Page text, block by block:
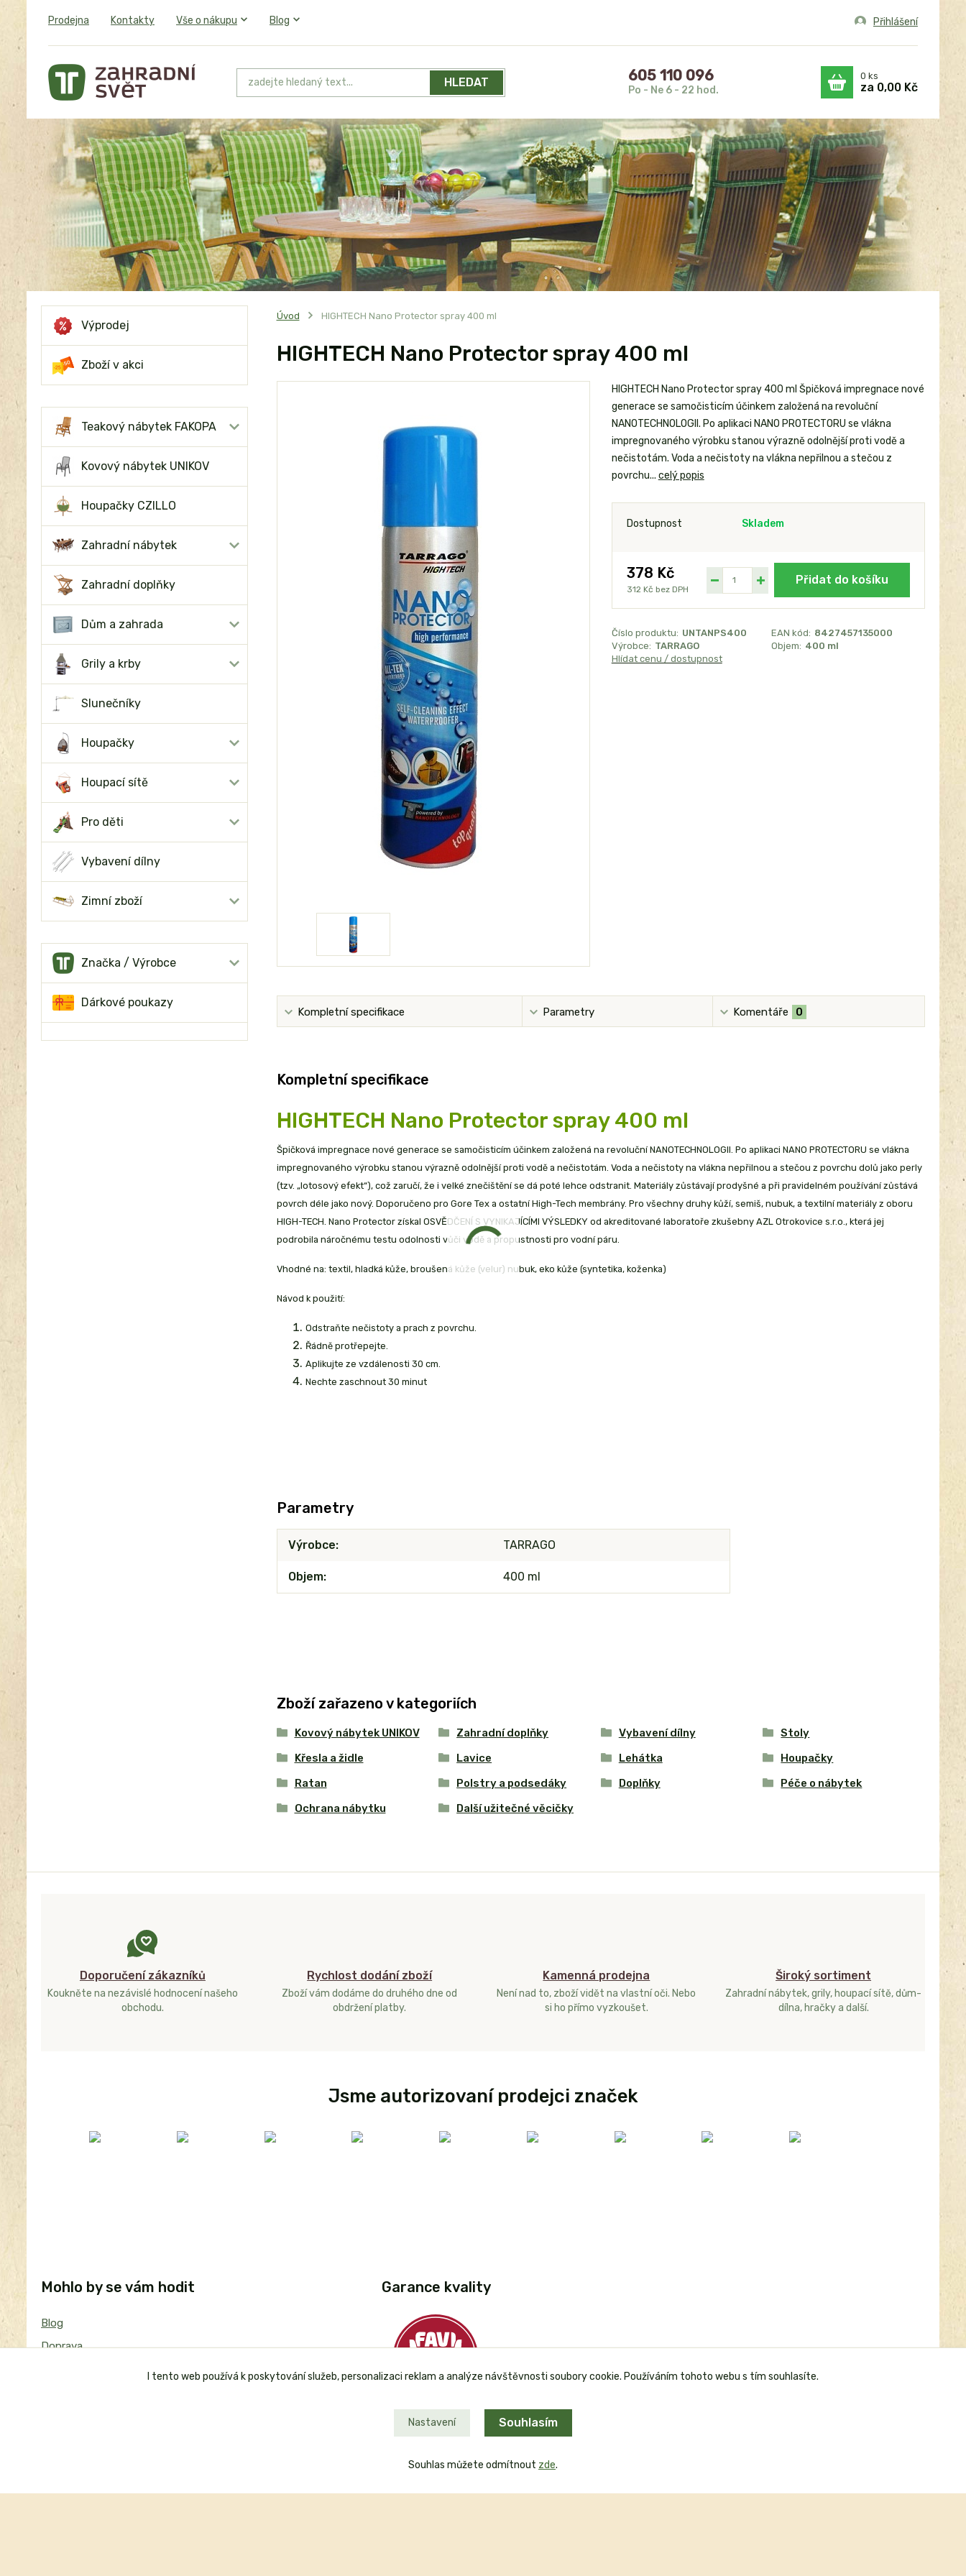
Prodejna Kontakty Vše o nákupu Blog Přihlášení
HLEDAT 605 110 096
Po - Ne 6 - 22 hod.
0 ks
za 0,00 Kč
Výprodej
Zboží v akci
Teakový nábytek FAKOPA
Kovový nábytek UNIKOV
Houpačky CZILLO
Zahradní nábytek
Zahradní doplňky
Dům a zahrada
Grily a krby
Slunečníky
Houpačky
Houpací sítě
Pro děti
Vybavení dílny
Zimní zboží
Značka / Výrobce
Dárkové poukazy
Úvod HIGHTECH Nano Protector spray 400 ml
HIGHTECH Nano Protector spray 400 ml
HIGHTECH Nano Protector spray 400 ml Špičková impregnace nové
generace se samočisticím účinkem založená na revoluční
NANOTECHNOLOGII. Po aplikaci NANO PROTECTORU se vlákna
impregnovaného výrobku stanou výrazně odolnější proti vodě a
nečistotám. Voda a nečistoty na vlákna nepřilnou a stečou z
povrchu... celý popis
Dostupnost Skladem
378 Kč
312 Kč bez DPH
Přidat do košíku
Číslo produktu: UNTANPS400 EAN kód: 8427457135000
Výrobce: TARRAGO Objem: 400 ml
Hlídat cenu / dostupnost
Kompletní specifikace Parametry Komentáře 0
Kompletní specifikace
HIGHTECH Nano Protector spray 400 ml
Špičková impregnace nové generace se samočisticím účinkem založená na revoluční NANOTECHNOLOGII. Po aplikaci NANO PROTECTORU se vlákna
impregnovaného výrobku stanou výrazně odolnější proti vodě a nečistotám. Voda a nečistoty na vlákna nepřilnou a stečou z povrchu dolů jako perly
(tzv. „lotosový efekt“), což zaručí, že i velké znečištění se dá poté lehce odstranit. Materiály zůstávají prodyšné a při pravidelném používání zůstává
povrch déle jako nový. Doporučeno pro Gore Tex a ostatní High-Tech membrány. Pro všechny druhy kůží, semiš, nubuk, a textilní materiály z oboru
HIGH-TECH. Nano Protector získal OSVĚDČENÍ S VYNIKAJÍCÍMI VÝSLEDKY od akreditované laboratoře zkušebny AZL Otrokovice s.r.o., která jej
podrobila náročnému testu odolnosti vůči vodě a propustnosti pro vodní páru.
Vhodné na: textil, hladká kůže, broušená kůže (velur) nubuk, eko kůže (syntetika, koženka)
Návod k použití:
Odstraňte nečistoty a prach z povrchu.
Řádně protřepejte.
Aplikujte ze vzdálenosti 30 cm.
Nechte zaschnout 30 minut
Parametry
Výrobce TARRAGO
Objem 400 ml
Zboží zařazeno v kategoriích
Kovový nábytek UNIKOV Zahradní doplňky Vybavení dílny
Stoly
Křesla a židle
Lavice Lehátka
Houpačky
Ratan
Polstry a podsedáky Doplňky
Péče o nábytek
Ochrana nábytku
Další užitečné věcičky
Doporučení zákazníků
Koukněte na nezávislé hodnocení našeho
obchodu.
Rychlost dodání zboží
Zboží vám dodáme do druhého dne od
obdržení platby.
Kamenná prodejna
Není nad to, zboží vidět na vlastní oči. Nebo
si ho přímo vyzkoušet.
Široký sortiment
Zahradní nábytek, grily, houpací sítě, dům-
dílna, hračky a další.
Jsme autorizovaní prodejci značek
Mohlo by se vám hodit
Blog
Doprava
Garance kvality
Plaťte u nás bezpečně
I tento web používá k poskytování služeb, personalizaci reklam a analýze návštěvnosti soubory cookie. Používáním tohoto webu s tím souhlasíte.
Nastavení Souhlasím
Souhlas můžete odmítnout zde.